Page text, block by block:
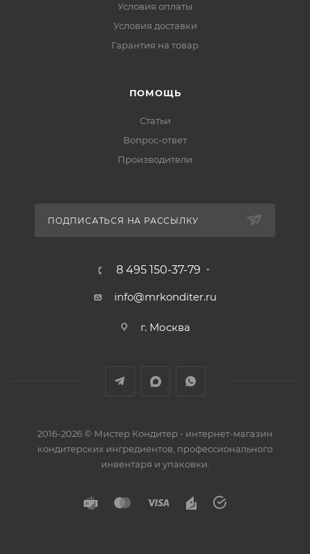
Условия оплаты
Условия доставки
Гарантия на товар
ПОМОЩЬ
Статьи
Вопрос-ответ
Производители
ПОДПИСАТЬСЯ НА РАССЫЛКУ
8 495 150-37-79
info@mrkonditer.ru
г. Москва
2016-2026 © Мистер Кондитер - интернет-магазин
кондитерских ингредиентов, профессионального
инвентаря и упаковки.